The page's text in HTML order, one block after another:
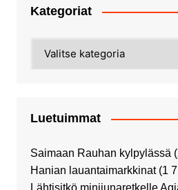
Kategoriat
Luetuimmat
Saimaan Rauhan kylpylässä
Hanian lauantaimarkkinat (1